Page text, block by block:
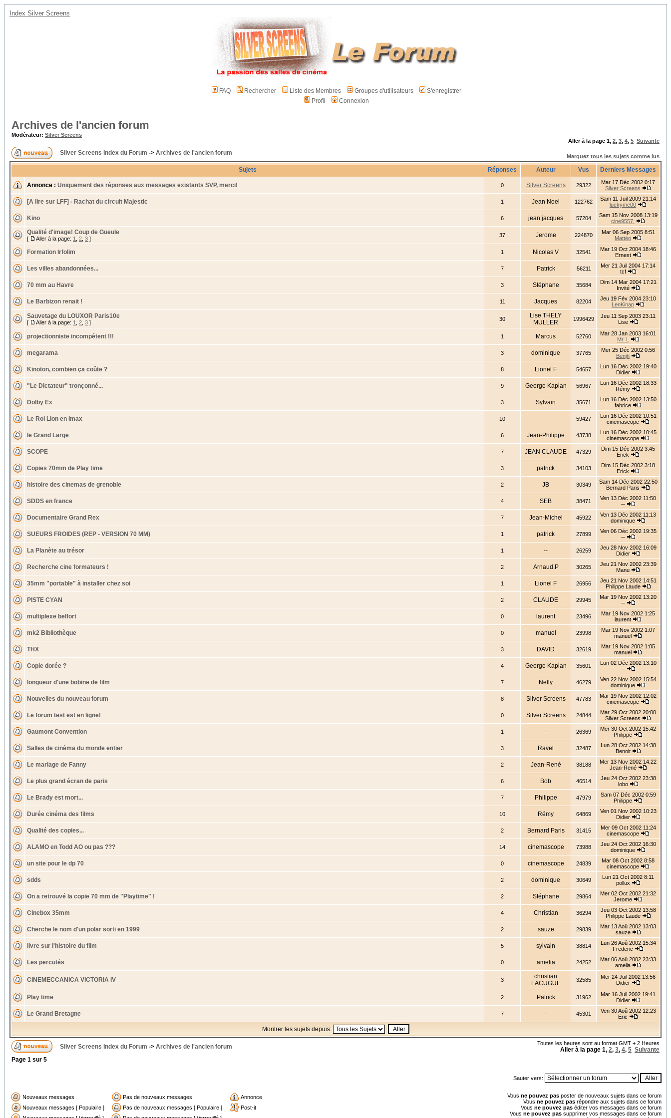
Index Silver Screens
FAQ Rechercher Liste des Membres Groupes d'utilisateurs
S'enregistrer
Profil
Connexion
Archives de l'ancien forum
Modérateur: Silver Screens
Aller à la page 1, 2, 3, 4, 5 Suivante
Silver Screens Index du Forum -> Archives de l'ancien forum Marquez tous les sujets comme lus
Sujets Réponses Auteur Vus Derniers Messages
Annonce : Uniquement des réponses aux messages existants SVP, merci! 0 Silver Screens 29322
Mar 17 Déc 2002 0:17
Silver Screens
[A lire sur LFF] - Rachat du circuit Majestic 1 Jean Noel 122762
Sam 11 Juil 2009 21:14
luckyme00
Kino 6 jean jacques 57204
Sam 15 Nov 2008 13:19
cine9557.
Qualité d'image! Coup de Gueule
[ Aller à la page: 1 2 3 ]
37 Jerome 224870
Mar 06 Sep 2005 8:51
Mattéo
Formation Irfolim 1 Nicolas V 32541
Mar 19 Oct 2004 18:46
Ernest
Les villes abandonnées... 7 Patrick 56211
Mer 21 Juil 2004 17:14
tcf
70 mm au Havre 3 Stéphane 35684
Dim 14 Mar 2004 17:21
Invité
Le Barbizon renait ! 11 Jacques 82204
Jeu 19 Fév 2004 23:10
LenKinap
Sauvetage du LOUXOR Paris10e
[ Aller à la page: 1 2 3 ]
30
Lise THELY
MULLER
1996429
Jeu 11 Sep 2003 23:11
Lise
projectionniste incompétent !!! 1 Marcus 52760
Mar 28 Jan 2003 16:01
Mr. L
megarama 3 dominique 37765
Mer 25 Déc 2002 0:56
Benjh
Kinoton, combien ça coûte ? 8 Lionel F 54657
Lun 16 Déc 2002 19:40
Didier
"Le Dictateur" tronçonné... 9 George Kaplan 56967
Lun 16 Déc 2002 18:33
Rémy
Dolby Ex 3 Sylvain 35671
Lun 16 Déc 2002 13:50
fabrice
Le Roi Lion en Imax 10 - 59427
Lun 16 Déc 2002 10:51
cinemascope
le Grand Large 6 Jean-Philippe 43738
Lun 16 Déc 2002 10:45
cinemascope
SCOPE 7 JEAN CLAUDE 47329
Dim 15 Déc 2002 3:45
Erick
Copies 70mm de Play time 3 patrick 34103
Dim 15 Déc 2002 3:18
Erick
histoire des cinemas de grenoble 2 JB 30349
Sam 14 Déc 2002 22:50
Bernard Paris
SDDS en france 4 SEB 38471
Ven 13 Déc 2002 11:50
--
Documentaire Grand Rex 7 Jean-Michel 45922
Ven 13 Déc 2002 11:13
dominique
SUEURS FROIDES (REP - VERSION 70 MM) 1 patrick 27899
Ven 06 Déc 2002 19:35
--
La Planète au trésor 1 -- 26259
Jeu 28 Nov 2002 16:09
Didier
Recherche cine formateurs ! 2 Arnaud.P 30265
Jeu 21 Nov 2002 23:39
Manu
35mm "portable" à installer chez soi 1 Lionel F 26956
Jeu 21 Nov 2002 14:51
Philippe Laude
PISTE CYAN 2 CLAUDE 29945
Mar 19 Nov 2002 13:20
--
multiplexe belfort 0 laurent 23496
Mar 19 Nov 2002 1:25
laurent
mk2 Bibliothèque 0 manuel 23998
Mar 19 Nov 2002 1:07
manuel
THX 3 DAVID 32619
Mar 19 Nov 2002 1:05
manuel
Copie dorée ? 4 George Kaplan 35601
Lun 02 Déc 2002 13:10
--
longueur d'une bobine de film 7 Nelly 46279
Ven 22 Nov 2002 15:54
dominique
Nouvelles du nouveau forum 8 Silver Screens 47783
Mar 19 Nov 2002 12:02
cinemascope
Le forum test est en ligne! 0 Silver Screens 24844
Mar 29 Oct 2002 20:00
Silver Screens
Gaumont Convention 1 - 26369
Mer 30 Oct 2002 15:42
Philippe
Salles de cinéma du monde entier 3 Ravel 32487
Lun 28 Oct 2002 14:38
Benoit
Le mariage de Fanny 2 Jean-René 38188
Mer 13 Nov 2002 14:22
Jean-René
Le plus grand écran de paris 6 Bob 46514
Jeu 24 Oct 2002 23:38
lobo
Le Brady est mort... 7 Philippe 47979
Sam 07 Déc 2002 0:59
Philippe
Durée cinéma des films 10 Rémy 64869
Ven 01 Nov 2002 10:23
Didier
Qualité des copies... 2 Bernard Paris 31415
Mer 09 Oct 2002 11:24
cinemascope
ALAMO en Todd AO ou pas ??? 14 cinemascope 73988
Jeu 24 Oct 2002 16:30
dominique
un site pour le dp 70 0 cinemascope 24839
Mar 08 Oct 2002 8:58
cinemascope
sdds 2 dominique 30649
Lun 21 Oct 2002 8:11
pollux
On a retrouvé la copie 70 mm de "Playtime" ! 2 Stéphane 29864
Mer 02 Oct 2002 21:32
Jerome
Cinebox 35mm 4 Christian 36294
Jeu 03 Oct 2002 13:58
Philippe Laude
Cherche le nom d'un polar sorti en 1999 2 sauze 29839
Mar 13 Aoû 2002 13:03
sauze
livre sur l'histoire du film 5 sylvain 38814
Lun 26 Aoû 2002 15:34
Frederic
Les percutés 0 amelia 24252
Mar 06 Aoû 2002 23:33
amelia
CINEMECCANICA VICTORIA IV 3
christian
LACUGUE
32585
Mer 24 Juil 2002 13:56
Didier
Play time 2 Patrick 31962
Mar 16 Juil 2002 19:41
Didier
Le Grand Bretagne 7 - 45301
Ven 30 Aoû 2002 12:23
Eric
Montrer les sujets depuis:
Silver Screens Index du Forum -> Archives de l'ancien forum Toutes les heures sont au format GMT + 2 Heures
Aller à la page 1, 2, 3, 4, 5 Suivante
Page 1 sur 5
Sauter vers:
Nouveaux messages Pas de nouveaux messages
Annonce
Nouveaux messages [ Populaire ]
Pas de nouveaux messages [ Populaire ]
Post-it
Vous ne pouvez pas poster de nouveaux sujets dans ce forum
Vous ne pouvez pas répondre aux sujets dans ce forum
Vous ne pouvez pas éditer vos messages dans ce forum
Vous ne pouvez pas supprimer vos messages dans ce forum